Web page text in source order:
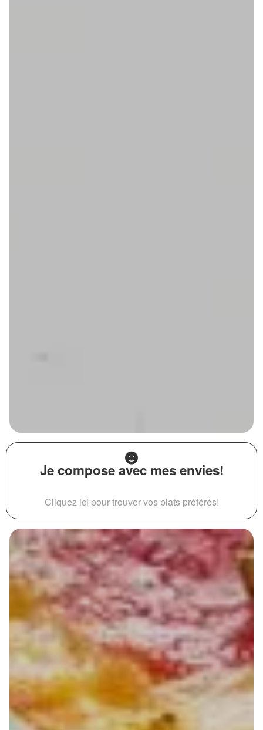
Je compose avec mes envies!
Cliquez ici pour trouver vos plats préférés!